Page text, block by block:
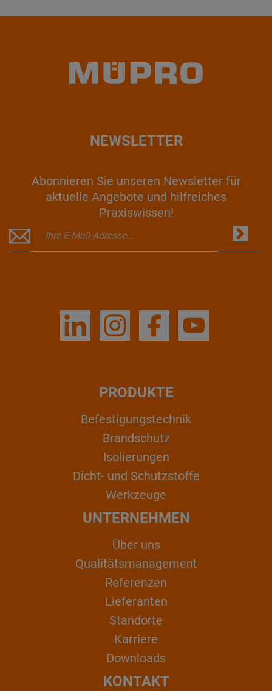
NEWSLETTER
Abonnieren Sie unseren Newsletter für
aktuelle Angebote und hilfreiches
Praxiswissen!
PRODUKTE
Befestigungstechnik
Brandschutz
Isolierungen
Dicht- und Schutzstoffe
Werkzeuge
UNTERNEHMEN
Über uns
Qualitätsmanagement
Referenzen
Lieferanten
Standorte
Karriere
Downloads
KONTAKT